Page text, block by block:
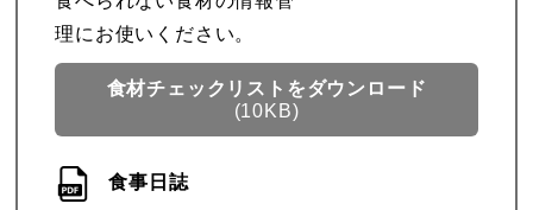
理にお使いください。
食材チェックリストを ダウンロード
(10KB)
食事日誌